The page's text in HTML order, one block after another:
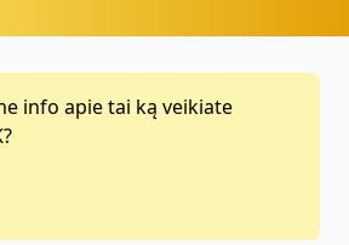
info apie tai ką veikiate
FacebookInstagramYoutube